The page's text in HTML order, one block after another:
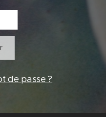
de passe ?